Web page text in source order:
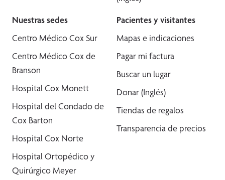
Nuestras sedes
Centro Médico Cox Sur
Centro Médico Cox de
Branson
Hospital Cox Monett
Hospital del Condado de
Cox Barton
Hospital Cox Norte
Hospital Ortopédico y
Quirúrgico Meyer
Pacientes y visitantes
Mapas e indicaciones
Pagar mi factura
Buscar un lugar
Donar (Inglés)
Tiendas de regalos
Transparencia de precios